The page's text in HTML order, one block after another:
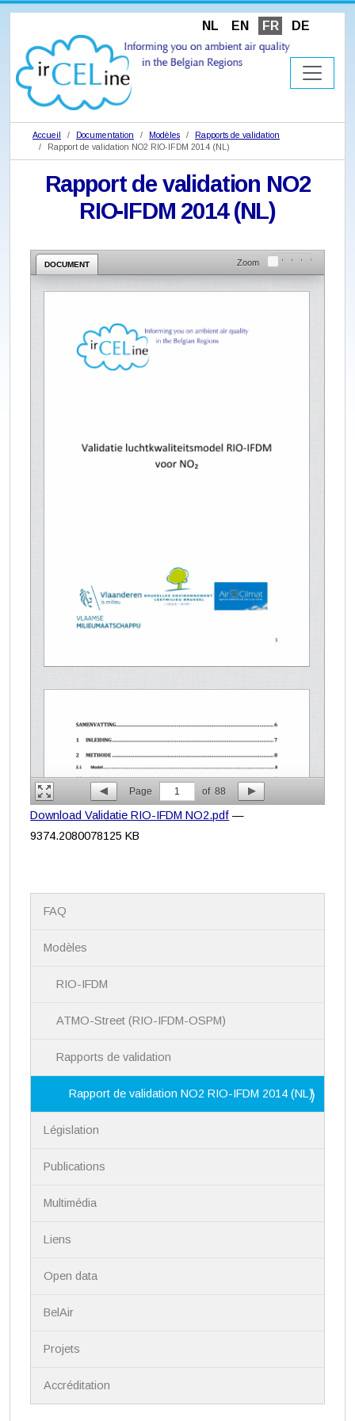
NL EN FR DE
Accueil Documentation Modèles
Rapports de validation
Rapport de validation NO2 RIO-IFDM 2014 (NL)
Rapport de validation NO2
RIO-IFDM 2014 (NL)
DOCUMENT Zoom
Page 1 of 88
Download Validatie RIO-IFDM NO2.pdf —
9374.2080078125 KB
FAQ
Modèles
RIO-IFDM
ATMO-Street (RIO-IFDM-OSPM)
Rapports de validation
Rapport de validation NO2 RIO-IFDM 2014 (NL)
Législation
Publications
Multimédia
Liens
Open data
BelAir
Projets
Accréditation